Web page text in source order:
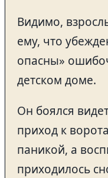
Видимо,
ему, что
опасны»
детском доме.
Он боялся
приход к
паникой, а
приходилось